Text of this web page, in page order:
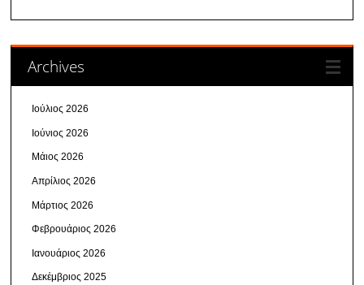
Archives
Ιούλιος 2026
Ιούνιος 2026
Μάιος 2026
Απρίλιος 2026
Μάρτιος 2026
Φεβρουάριος 2026
Ιανουάριος 2026
Δεκέμβριος 2025